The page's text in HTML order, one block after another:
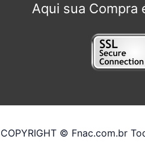
Aqui sua Compra
COPYRIGHT © Fnac.com.br